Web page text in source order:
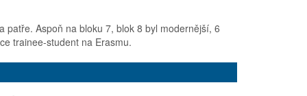
patře. Aspoň na bloku 7, blok 8 byl modernější, 6
trainee-student na Erasmu.